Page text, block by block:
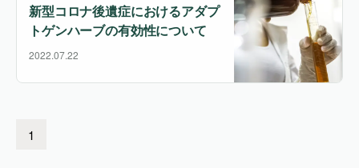
新型コロナ後遺症におけるアダプ
トゲンハーブの有効性について
2022.07.22
1